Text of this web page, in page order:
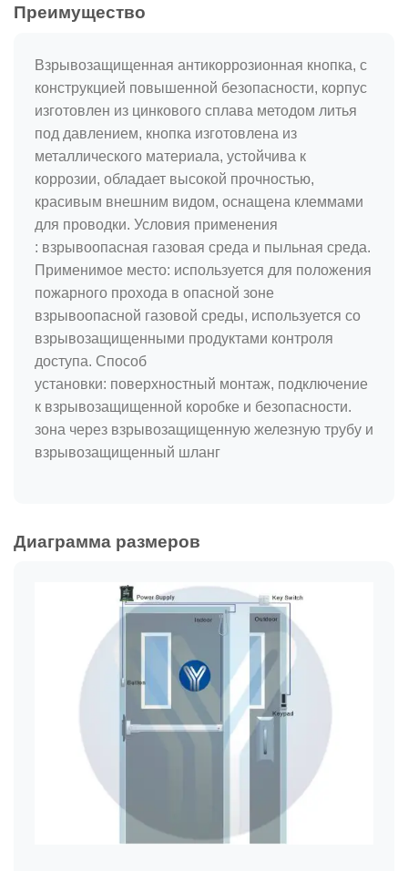
Преимущество
Взрывозащищенная антикоррозионная кнопка, с
конструкцией повышенной безопасности, корпус
изготовлен из цинкового сплава методом литья
под давлением, кнопка изготовлена ​​из
металлического материала, устойчива к
коррозии, обладает высокой прочностью,
красивым внешним видом, оснащена клеммами
для проводки. Условия применения
: взрывоопасная газовая среда и пыльная среда.
Применимое место: используется для положения
пожарного прохода в опасной зоне
взрывоопасной газовой среды, используется со
взрывозащищенными продуктами контроля
доступа. Способ
установки: поверхностный монтаж, подключение
к взрывозащищенной коробке и безопасности.
зона через взрывозащищенную железную трубу и
взрывозащищенный шланг
Диаграмма размеров